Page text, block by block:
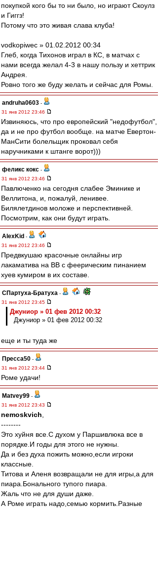
покупкой кого бы то ни было, но играют Скоулз
и Гиггз!
Потому что это живая слава клуба!
vodkopiwec » 01.02.2012 00:34
Глеб, когда Тихонов играл в КС, в матчах с
нами всегда желал 4-3 в нашу пользу и хеттрик
Андрея.
Ровно того же буду желать и сейчас для Ромы.
andruha0603 -
31 янв 2012 23:46
Извиняюсь, что про европейский "недофутбол",
да и не про футбол вообще. на матче Евертон-
МанСити болельщик проковал себя
наручниками к штанге ворот)))
феликс кокс -
31 янв 2012 23:46
Павлюченко на сегодня слабее Эминике и
Веллитона, и, пожалуй, ленивее.
Билялетдинов моложе и перспективней.
Посмотрим, как они будут играть.
AlexKid -
31 янв 2012 23:46
Предвкушаю красочные онлайны игр
лакаматива на ВВ с феерическим пинанием
хуев кумиром в их составе.
СПартуха-Братуха -
31 янв 2012 23:45
Джуниор » 01 фев 2012 00:32
Джуниор » 01 фев 2012 00:32
еще и ты туда же
Пресса50 -
31 янв 2012 23:44
Роме удачи!
Matvey99 -
31 янв 2012 23:43
nemoskvich
--------
Это хуйня все.С духом у Паршивлюка все в
порядке.И годы для этого не нужны.
Да и без духа пожить можно,если игроки
классные.
Титова и Аленя возвращали не для игры,а для
пиара.Бонального тупого пиара.
Жаль что не для души даже.
А Роме играть надо,семью кормить.Разные